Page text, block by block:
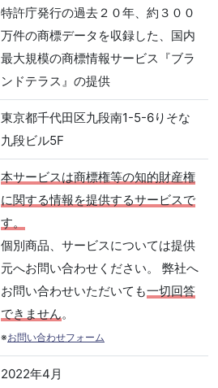
特許庁発行の過去２０年、約３００
万件の商標データを収録した、国内
最大規模の商標情報サービス『ブラ
ンドテラス』の提供
東京都千代田区九段南1-5-6りそな
九段ビル5F
本サービスは商標権等の知的財産権
に関する情報を提供するサービスで
す。
個別商品、サービスについては提供
元へお問い合わせください。 弊社へ
お問い合わせいただいても一切回答
できません。
※お問い合わせフォーム
2022年4月